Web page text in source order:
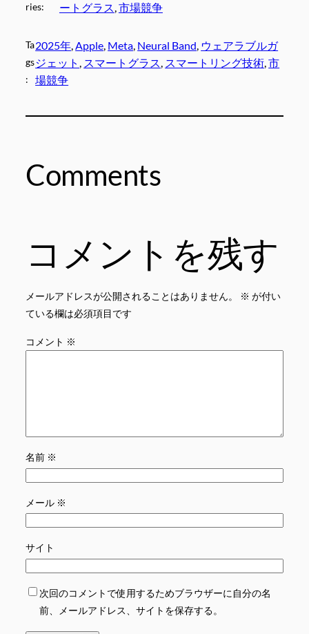
ries:
ートグラス, 市場競争
Ta
gs
:
2025年, Apple, Meta, Neural Band, ウェアラブルガ
ジェット , スマートグラス, スマートリング技術, 市
場競争
Comments
コメントを残す
メールアドレスが公開されることはありません。 ※ が付い
ている欄は必須項目です
コメント ※
名前 ※
メール ※
サイト
次回のコメントで使用するためブラウザーに自分の名
前、メールアドレス、サイトを保存する。